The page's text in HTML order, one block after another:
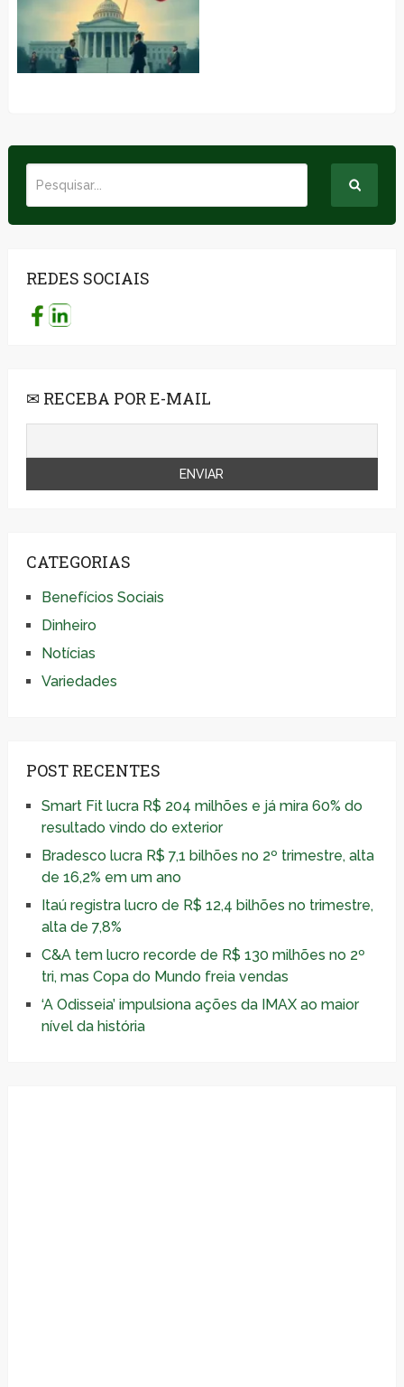
REDES SOCIAIS
✉ RECEBA POR E-MAIL
CATEGORIAS
Benefícios Sociais
Dinheiro
Notícias
Variedades
POST RECENTES
Smart Fit lucra R$ 204 milhões e já mira 60% do
resultado vindo do exterior
Bradesco lucra R$ 7,1 bilhões no 2º trimestre, alta
de 16,2% em um ano
Itaú registra lucro de R$ 12,4 bilhões no trimestre,
alta de 7,8%
C&A tem lucro recorde de R$ 130 milhões no 2º
tri, mas Copa do Mundo freia vendas
‘A Odisseia’ impulsiona ações da IMAX ao maior
nível da história